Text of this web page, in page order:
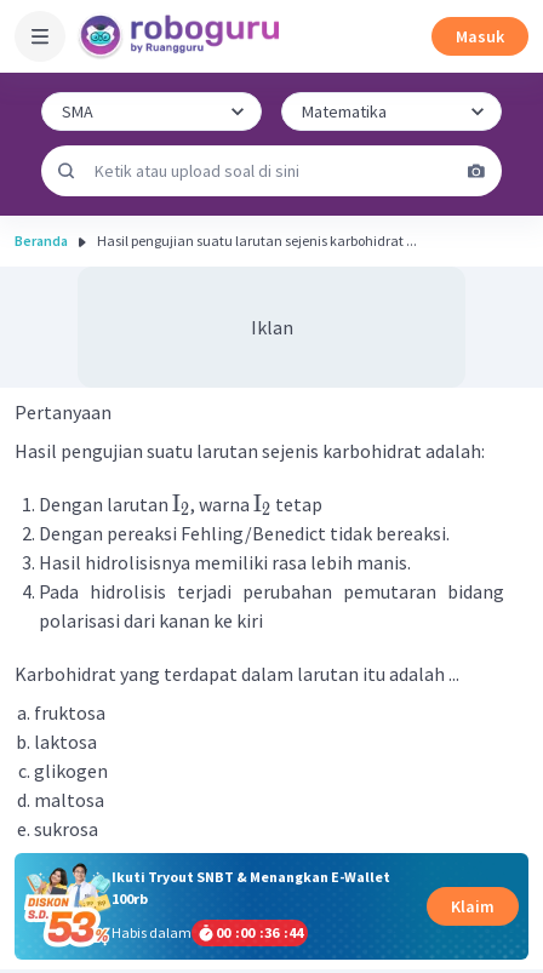
Masuk
Beranda Hasil pengujian suatu larutan sejenis karbohidrat ...
Iklan
Pertanyaan
Hasil pengujian suatu larutan sejenis karbohidrat adalah:
Dengan larutan I2, warna I2 tetap
Dengan pereaksi Fehling/Benedict tidak bereaksi.
Hasil hidrolisisnya memiliki rasa lebih manis.
Pada hidrolisis terjadi perubahan pemutaran bidang
polarisasi dari kanan ke kiri
Karbohidrat yang terdapat dalam larutan itu adalah ...
fruktosa
laktosa
glikogen
maltosa
sukrosa
Ikuti Tryout SNBT & Menangkan E-Wallet
100rb
Habis dalam
00 :00 :36 :43
Klaim